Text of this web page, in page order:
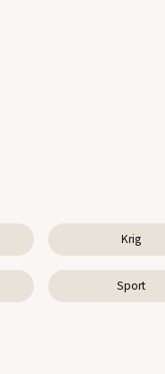
Krig
Sport